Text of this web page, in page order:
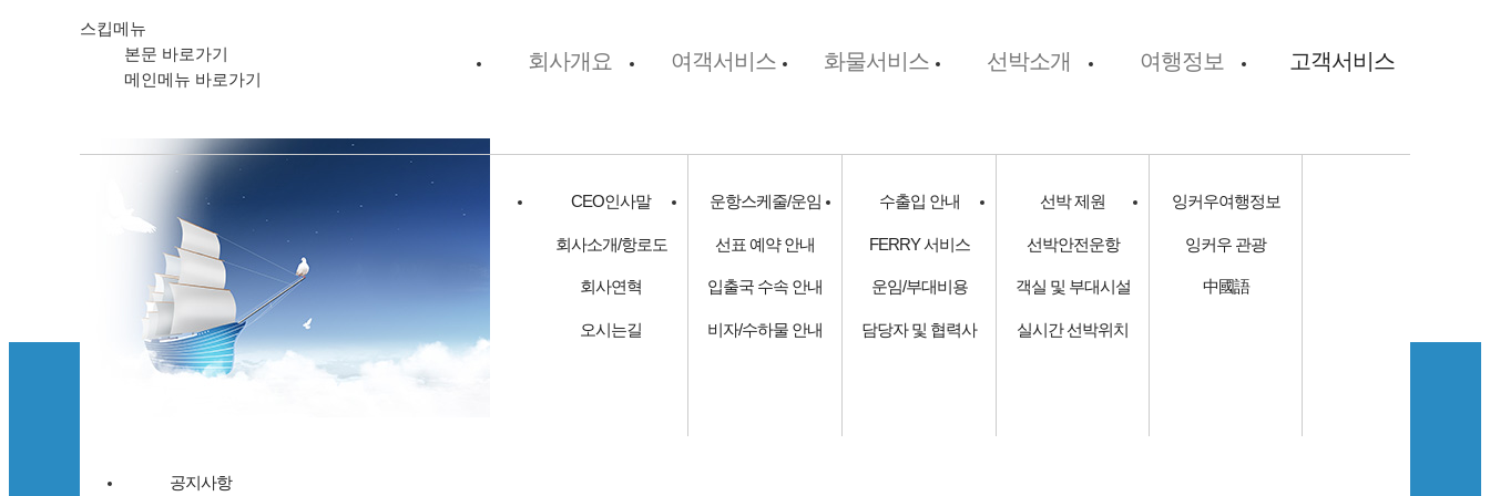
스킵메뉴
본문 바로가기
메인메뉴 바로가기
회사개요 여객서비스 화물서비스 선박소개 여행정보 고객서비스
CEO인사말
회사소개/항로도
회사연혁
오시는길
운항스케줄/운임
선표 예약 안내
입출국 수속 안내
비자/수하물 안내
수출입 안내
FERRY 서비스
운임/부대비용
담당자 및 협력사
선박 제원
선박안전운항
객실 및 부대시설
실시간 선박위치
잉커우여행정보
잉커우 관광
中國語
공지사항